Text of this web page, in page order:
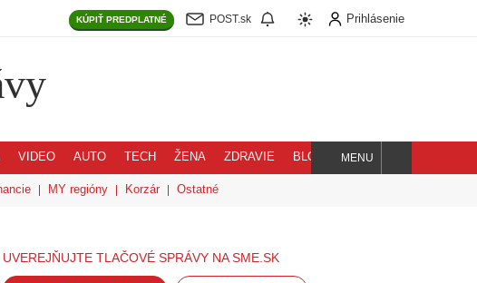
KÚPIŤ PREDPLATNÉ POST.sk Prihlásenie
VIDEO AUTO TECH ŽENA ZDRAVIE BLOG
Hľadaj
MENU
MY regióny Korzár Ostatné
UVEREJŇUJTE TLAČOVÉ SPRÁVY NA SME.SK